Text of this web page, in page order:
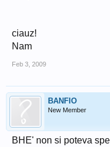
ciauz!
Nam
Feb 3, 2009
BANFIO
New Member
BHE' non si poteva